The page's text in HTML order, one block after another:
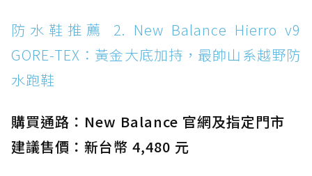
防水鞋推薦 14. SKECHERS BADGER
WATERPROOF：一踩即穿懶人神器！搭載固特
異大底與全防水厚底健走鞋
防水鞋推薦 15. Brooks Cascadia 19 GTX：注
防水鞋推薦 2. New Balance Hierro v9
GORE-TEX：黃金大底加持，最帥山系越野防
水跑鞋
購買通路：New Balance 官網及指定門市
建議售價：新台幣 4,480 元